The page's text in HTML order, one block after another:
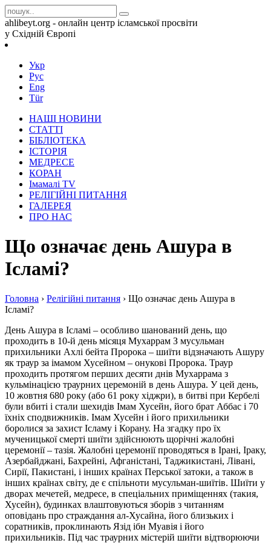
ahlibeyt.org - онлайн центр ісламської просвіти
у Східній Європі
Укр
Рус
Eng
Tür
НАШІ НОВИНИ
СТАТТІ
БІБЛІОТЕКА
ІСТОРІЯ
МЕДРЕСЕ
КОРАН
Iмамалi TV
РЕЛІГІЙНІ ПИТАННЯ
ГАЛЕРЕЯ
ПРО НАС
Що означає день Ашура в
Ісламі?
Головна › Релігійні питання › Що означає день Ашура в
Ісламі?
День Ашура в Ісламі – особливо шанований день, що
проходить в 10-й день місяця Мухаррам З мусульман
прихильники Ахлі бейта Пророка – шиїти відзначають Ашуру
як траур за імамом Хусейном – онукові Пророка. Траур
проходить протягом перших десяти днів Мухаррама з
кульмінацією траурних церемоній в день Ашура. У цей день,
10 жовтня 680 року (або 61 року хіджри), в битві при Кербелі
були вбиті і стали шехидів Імам Хусейн, його брат Аббас і 70
їхніх сподвижників. Імам Хусейн і його прихильники
боролися за захист Ісламу і Корану. На згадку про їх
мученицької смерті шиїти здійснюють щорічні жалобні
церемонії – тазія. Жалобні церемонії проводяться в Ірані, Іраку,
Азербайджані, Бахрейні, Афганістані, Таджикистані, Лівані,
Сирії, Пакистані, і інших країнах Перської затоки, а також в
інших країнах світу, де є спільноти мусульман-шиїтів. Шиїти у
дворах мечетей, медресе, в спеціальних приміщеннях (такия,
Хусейн), будинках влаштовуються зборів з читанням
оповідань про страждання ал-Хусайна, його близьких і
соратників, проклинають Язід ібн Муавія і його
прихильників. Під час траурних містерій шиїти відтворюючи